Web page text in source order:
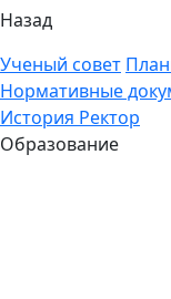
Назад
Ученый совет
Нормативные
История Ректор
Образование